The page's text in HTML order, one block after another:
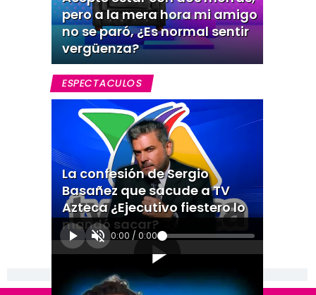
pero a la mera hora mi amigo
no se paró, ¿Es normal sentir
vergüenza?
ESPECTACULOS
La confesión de Sergio
Basañez que sacude a TV
Azteca ¿Ejecutivo fiestero lo
mandó sacar?
0:00 / 0:00
[Publicidad]